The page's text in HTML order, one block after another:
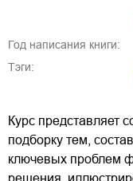
Год написания книги:
Тэги:
Курс представляет
подборку тем,
ключевых проблем
решения,